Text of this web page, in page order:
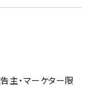
主・マーケター限